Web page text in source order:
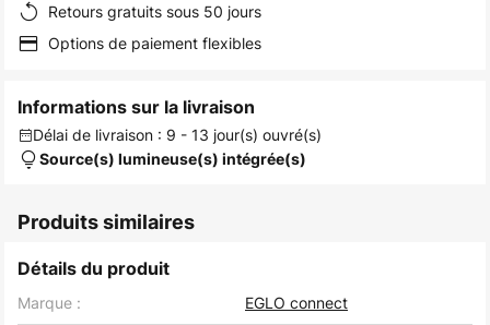
Retours gratuits sous 50 jours
Options de paiement flexibles
Informations sur la livraison
Délai de livraison : 9 - 13 jour(s) ouvré(s)
Source(s) lumineuse(s) intégrée(s)
Produits similaires
Détails du produit
Marque :
EGLO connect